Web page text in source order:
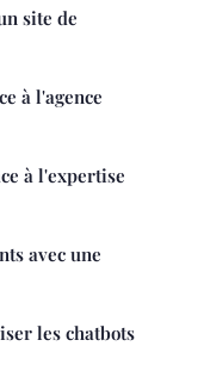
site de
à l'agence
à l'expertise
avec une
les chatbots